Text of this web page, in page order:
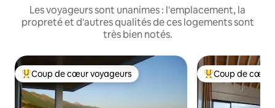
Les voyageurs sont unanimes : l'emplacement, la
propreté et d'autres qualités de ces logements sont
très bien notés.
Coup de cœur voyageurs parmi les plus aimés
Coup de cœur voyageurs Coup de cœur
Coup de cœur